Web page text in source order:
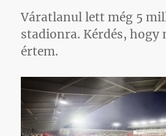
Váratlanul lett még 5
stadionra. Kérdés, hogy
értem.